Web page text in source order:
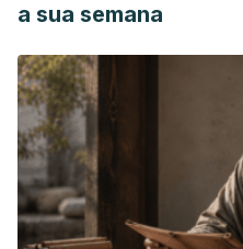
a sua semana